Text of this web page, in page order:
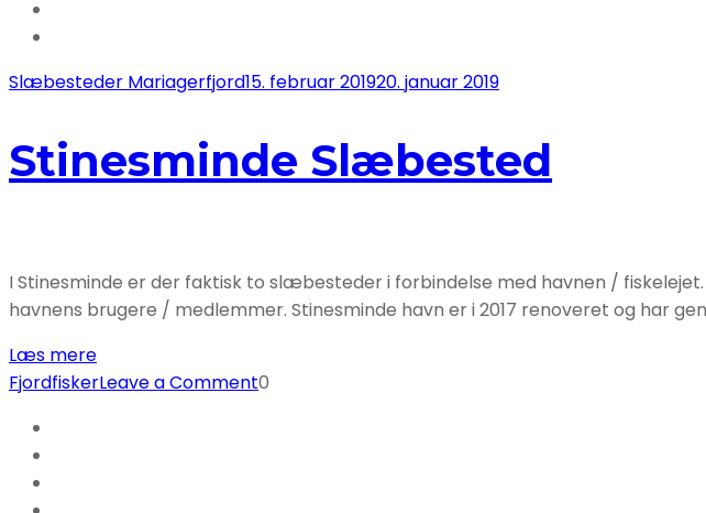
Slæbesteder Mariagerfjord15. februar 201920. januar 2019
Stinesminde Slæbested
I Stinesminde er der faktisk to slæbesteder i forbindelse med havnen /
havnens brugere / medlemmer. Stinesminde havn er i 2017 renoveret og har
Læs mere
FjordfiskerLeave a Commenton
0